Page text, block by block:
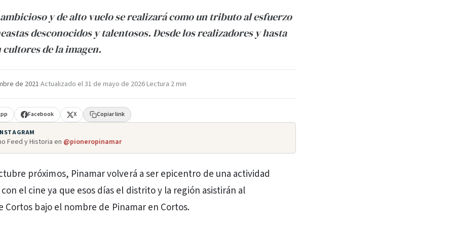
y de alto vuelo se realizará como un tributo al esfuerzo
desconocidos y talentosos. Desde los realizadores y hasta
de la imagen.
de 2021·Actualizado el31 de mayo de 2026·Lectura 2 min
Facebook X Copiar link
Feed y Historia en @pioneropinamar
próximos, Pinamar volverá a ser epicentro de una actividad
el cine ya que esos días el distrito y la región asistirán al
Cortos bajo el nombre de Pinamar en Cortos.